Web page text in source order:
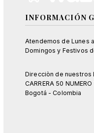
INFORMACIÓN
Atendemos de Lunes
Domingos y Festivos
Direcciòn de nuestros
CARRERA 50
Bogotá - Colombia